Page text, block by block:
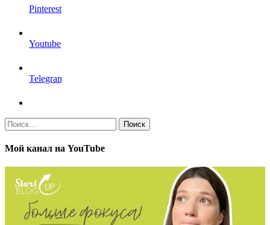
Pinterest
Youtube
Telegram
Найти:
Мой канал на YouTube